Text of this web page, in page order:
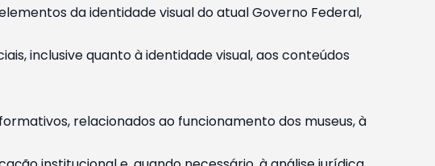
da identidade visual do atual Governo Federal,
inclusive quanto à identidade visual, aos conteúdos
relacionados ao funcionamento dos museus, à